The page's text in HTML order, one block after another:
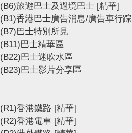
(B6)旅遊巴士及過境巴士 [精華]
(B1)香港巴士廣告消息/廣告車行踪
(B7)巴士特別所見
(B11)巴士精華區
(B22)巴士迷吹水區
(B23)巴士影片分享區
(R1)香港鐵路 [精華]
(R2)香港電車 [精華]